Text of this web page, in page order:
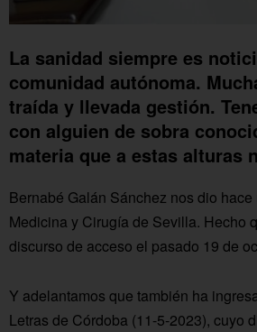
La sanidad siempre es
comunidad autónoma.
traída y llevada gestión.
con alguien de sobra
materia que a estas alturas
Bernabé Galán Sánchez nos dio
Medicina y Cirugía de Sevilla. Hecho
discurso de acceso el pasado 19 de
Y adelantamos que también ha
Letras de Córdoba (11-5-2023), cuyo